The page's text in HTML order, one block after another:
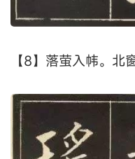
【8】落萤入帏。北